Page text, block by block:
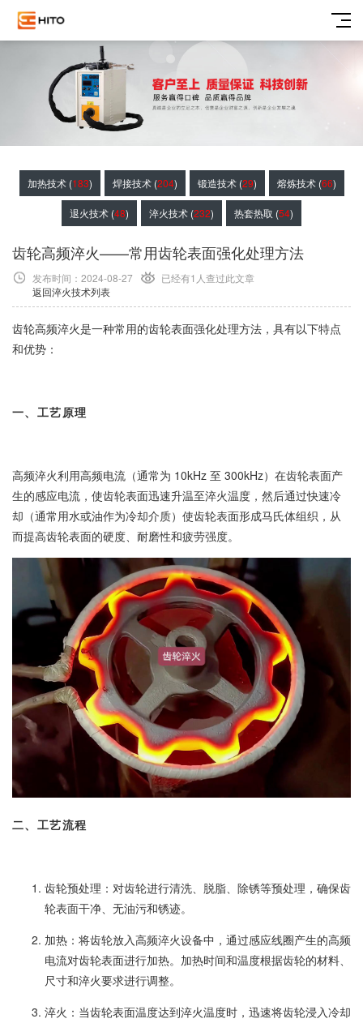
加热技术 (183) 焊接技术 (204) 锻造技术 (29) 熔炼技术 (66)
退火技术 (48) 淬火技术 (232) 热套热取 (54)
齿轮高频淬火——常用齿轮表面强化处理方法
发布时间：2024-08-27 已经有1 人查过此文章
返回淬火技术列表
齿轮高频淬火是一种常用的齿轮表面强化处理方法，具有以下特点
和优势：
一、工艺原理
高频淬火利用高频电流（通常为 10kHz 至 300kHz）在齿轮表面产
生的感应电流，使齿轮表面迅速升温至淬火温度，然后通过快速冷
却（通常用水或油作为冷却介质）使齿轮表面形成马氏体组织，从
而提高齿轮表面的硬度、耐磨性和疲劳强度。
二、工艺流程
齿轮预处理：对齿轮进行清洗、脱脂、除锈等预处理，确保齿
轮表面干净、无油污和锈迹。
加热：将齿轮放入高频淬火设备中，通过感应线圈产生的高频
电流对齿轮表面进行加热。加热时间和温度根据齿轮的材料、
尺寸和淬火要求进行调整。
淬火：当齿轮表面温度达到淬火温度时，迅速将齿轮浸入冷却